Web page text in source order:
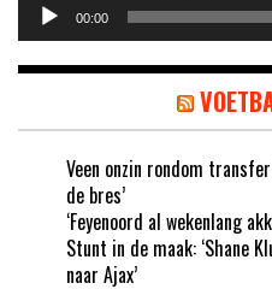
00:00
Veen onzin rondom
de bres’
‘Feyenoord al wekenlang
Stunt in de maak: ‘Shane
naar Ajax’